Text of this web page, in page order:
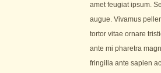
amet feugiat ipsum.
augue. Vivamus
tortor vitae ornare
ante mi pharetra
fringilla ante sapien